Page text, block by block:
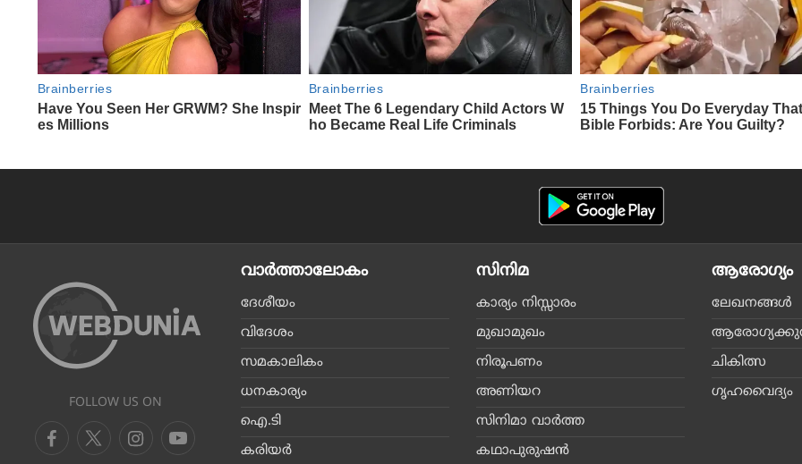
FOLLOW US ON
വാര്‍ത്താലോകം
ദേശീയം
വിദേശം
സമകാലികം
ധനകാര്യം
ഐ.ടി
കരിയര്‍
സിനിമ
കാര്യം നിസ്സാരം
മുഖാമുഖം
നിരൂപണം
അണിയറ
സിനിമാ വാര്‍ത്ത
കഥാപുരുഷന്‍
ആരോഗ്യം
ലേഖനങ്ങള്‍
ചികിത്സ
ഗൃഹവൈദ്യം